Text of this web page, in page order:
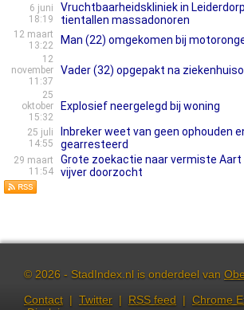
6 juni
18:19
Vruchtbaarheidskliniek in
tientallen massadonoren
12 maart
13:22
Man (22) omgekomen bij
12
november
11:37
Vader (32) opgepakt na
25
oktober
15:32
Explosief neergelegd bij woning
25 juli
14:55
Inbreker weet van geen ophouden
gearresteerd
29 maart
11:54
Grote zoekactie naar vermiste Aart
vijver doorzocht
© 2026 - StadIndex.nl is onderdeel van
Contact | Twitter | RSS feed | Chrome